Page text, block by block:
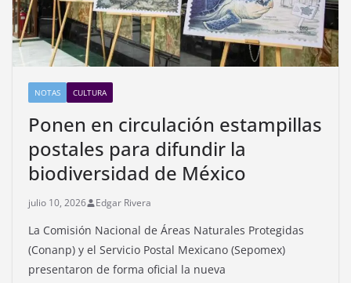
NOTAS CULTURA
Ponen en circulación estampillas
postales para difundir la
biodiversidad de México
julio 10, 2026 Edgar Rivera
La Comisión Nacional de Áreas Naturales Protegidas
(Conanp) y el Servicio Postal Mexicano (Sepomex)
presentaron de forma oficial la nueva